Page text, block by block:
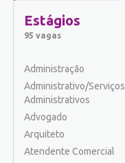
Estágios
95 vagas
Administração
Administrativo/Serviços
Administrativos
Advogado
Arquiteto
Atendente Comercial